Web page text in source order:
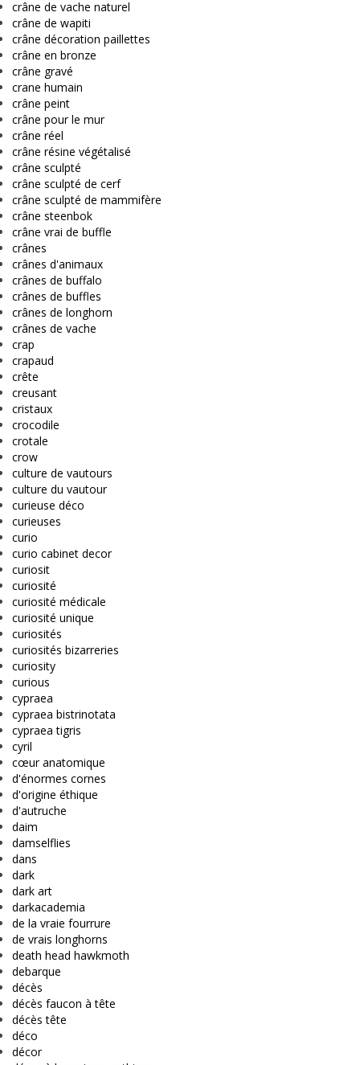
crâne de vache naturel
crâne de wapiti
crâne décoration paillettes
crâne en bronze
crâne gravé
crane humain
crâne peint
crâne pour le mur
crâne réel
crâne résine végétalisé
crâne sculpté
crâne sculpté de cerf
crâne sculpté de mammifère
crâne steenbok
crâne vrai de buffle
crânes
crânes d'animaux
crânes de buffalo
crânes de buffles
crânes de longhorn
crânes de vache
crap
crapaud
crête
creusant
cristaux
crocodile
crotale
crow
culture de vautours
culture du vautour
curieuse déco
curieuses
curio
curio cabinet decor
curiosit
curiosité
curiosité médicale
curiosité unique
curiosités
curiosités bizarreries
curiosity
curious
cypraea
cypraea bistrinotata
cypraea tigris
cyril
cœur anatomique
d'énormes cornes
d'origine éthique
d'autruche
daim
damselflies
dans
dark
dark art
darkacademia
de la vraie fourrure
de vrais longhorns
death head hawkmoth
debarque
décès
décès faucon à tête
décès tête
déco
décor